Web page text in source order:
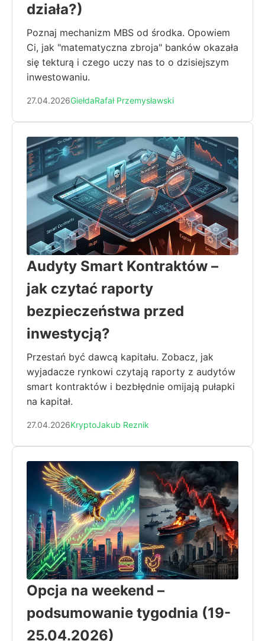
działa?)
Poznaj mechanizm MBS od środka. Opowiem
Ci, jak "matematyczna zbroja" banków okazała
się tekturą i czego uczy nas to o dzisiejszym
inwestowaniu.
27.04.2026GiełdaRafał Przemysławski
Audyty Smart Kontraktów –
jak czytać raporty
bezpieczeństwa przed
inwestycją?
Przestań być dawcą kapitału. Zobacz, jak
wyjadacze rynkowi czytają raporty z audytów
smart kontraktów i bezbłędnie omijają pułapki
na kapitał.
27.04.2026KryptoJakub Reznik
Opcja na weekend –
podsumowanie tygodnia (19-
25.04.2026)